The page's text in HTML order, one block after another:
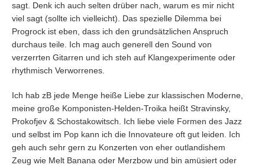
sagt. Denk ich auch selten drüber nach, warum es mir nicht
viel sagt (sollte ich vielleicht). Das spezielle Dilemma bei
Progrock ist eben, dass ich den grundsätzlichen Anspruch
durchaus teile. Ich mag auch generell den Sound von
verzerrten Gitarren und ich steh auf Klangexperimente oder
rhythmisch Verworrenes.
Ich hab zB jede Menge heiße Liebe zur klassischen Moderne,
meine große Komponisten-Helden-Troika heißt Stravinsky,
Prokofjev & Schostakowitsch. Ich liebe viele Formen des Jazz
und selbst im Pop kann ich die Innovateure oft gut leiden. Ich
geh auch sehr gern zu Konzerten von eher outlandishem
Zeug wie Melt Banana oder Merzbow und bin amüsiert oder